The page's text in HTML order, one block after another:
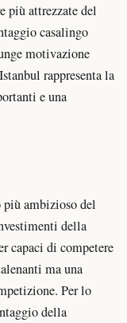
più attrezzate del
casalingo
motivazione
rappresenta la
e una
ambizioso del
della
capaci di competere
ma una
Per lo
della